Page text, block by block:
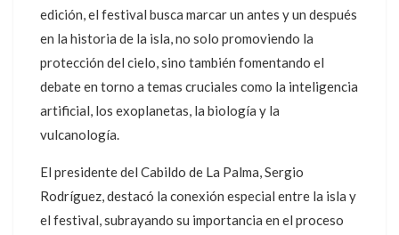
edición, el festival busca marcar un antes y un después
en la historia de la isla, no solo promoviendo la
protección del cielo, sino también fomentando el
debate en torno a temas cruciales como la inteligencia
artificial, los exoplanetas, la biología y la
vulcanología.
El presidente del Cabildo de La Palma, Sergio
Rodríguez, destacó la conexión especial entre la isla y
el festival, subrayando su importancia en el proceso